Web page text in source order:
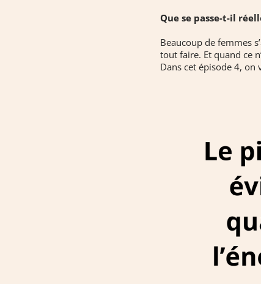
Que se passe-t-il
Beaucoup de femmes
tout faire. Et quand ce
Dans cet épisode 4, on